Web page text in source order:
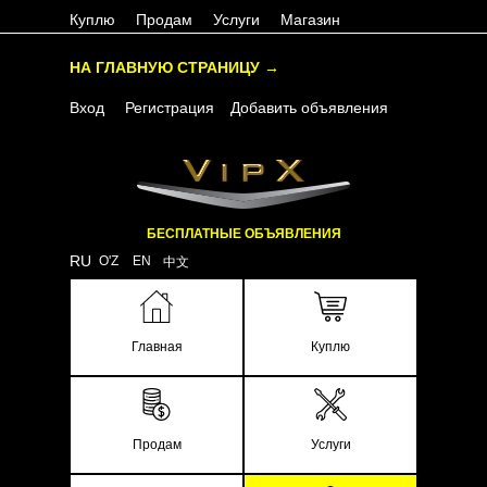
Куплю Продам Услуги Магазин
НА ГЛАВНУЮ СТРАНИЦУ →
Вход Регистрация Добавить объявления
БЕСПЛАТНЫЕ ОБЪЯВЛЕНИЯ
RU O'Z EN 中文
Главная Куплю
Продам Услуги